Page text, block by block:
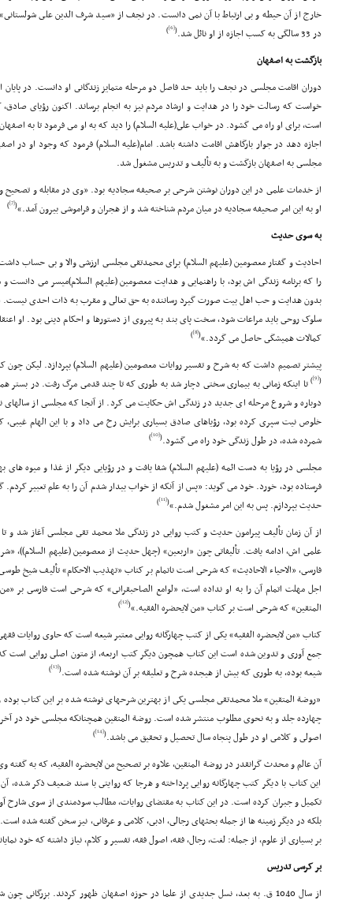
خارج از آن حیطه و بى ارتباط با آن نمى دانست. در نجف از «سید شرف الدین على
در 33 سالگى به کسب اجازه از او نائل شد.
(
[6]
)
بازگشت به اصفهان
دوران اقامت مجلسى در نجف را باید حد فاصل دو مرحله متمایز زندگانى او دانست. در پایان
خواست که رسالت خود را در هدایت و ارشاد مردم نیز به انجام برساند. اکنون رؤیاى صادق،
است، براى او راه مى گشود. در خواب على(علیه السلام) را دید که به او مى فرمود تا به
اجازه دهد در جوار بارگاهش اقامت داشته باشد. امام(علیه السلام) فرمود که وجود او در
مجلسى به اصفهان بازگشت و به تألیف و تدریس مشغول شد.
از خدمات علمى در این دوران نوشتن شرحى بر صحیفه سجادیه بود. «وى در مقابله و تصحیح
او به این امر صحیفه سجادیه در میان مردم شناخته شد و از هجران و فراموشى بیرون آمد.»(
[7]
)
به سوى حدیث
احادیث و گفتار معصومین (علیهم السلام) براى محمدتقى مجلسى ارزشى والا و بى حساب
را که برنامه زندگى اش بود، با راهنمایى و هدایت معصومین (علیهم السلام)میسر مى
بدون هدایت و حب اهل بیت صورت گیرد رساننده به حق تعالى و مقرب به ذات احدى نیست.
سلوک روحى باید مراعات شود، سخت پاى بند به پیروى از دستورها و احکام دینى بود. او
کمالات همیشگى حاصل مى گردد.»(
[8]
)
پیشتر تصمیم داشت که به شرح و تفسیر روایات معصومین (علیهم السلام) بپردازد. لیکن
(
[9]
)تا اینکه زمانى به بیمارى سختى دچار شد به طورى که تا چند قدمى مرگ رفت. در بستر
دوباره و شروع مرحله اى جدید در زندگى اش حکایت مى کرد. از آنجا که مجلسى از
خلوص نیت سپرى کرده بود، رؤیاهاى صادق بسیارى برایش رخ مى داد و با این الهام غیبى،
شمرده شده، در طول زندگى خود راه مى گشود.(
[10]
)
مجلسى در رؤیا به دست ائمه (علیهم السلام) شفا یافت و در رؤیایى دیگر از غذا و میوه هاى
فرستاده بود، خورد. خود مى گوید: «پس از آنکه از خواب بیدار شدم آن را به علم تعبیر
حدیث بپردازم. پس به این امر مشغول شدم.»(
[11]
)
از آن زمان تألیف پیرامون حدیث و کتب روایى در زندگى ملا محمد تقى مجلسى آغاز شد و
علمى اش، ادامه یافت. تألیفاتى چون «اربعین» (چهل حدیث از معصومین (علیهم السلام))،
فارسى، «الاحیاء الاحادیث» که شرحى است ناتمام بر کتاب «تهذیب الاحکام» تألیف شیخ
اجل مهلت اتمام آن را به او نداده است، «لوامع الصاحبقرانى» که شرحى است فارسى بر
المتقین» که شرحى است بر کتاب «من لایحضره الفقیه.»(
[12]
)
جمع آورى و تدوین شده است این کتاب همچون دیگر کتب اربعه، از متون اصلى روایى است که
شیعه بوده، به طورى که بیش از هیجده شرح و تعلیقه بر آن نوشته شده است.(
[13]
)
«روضة المتقین» ملا محمدتقى مجلسى یکى از بهترین شرحهاى نوشته شده بر این کتاب
چهارده جلد و به نحوى مطلوب منتشر شده است. روضة المتقین همچنانکه مجلسى خود در
اصولى و کلامى او در طول پنجاه سال تحصیل و تحقیق مى باشد.(
[14]
)
آن عالم و محدث گرانقدر در روضة المتقین، علاوه بر تصحیح من لایحضره الفقیه، که به گفته
این کتاب با دیگر کتب چهارگانه روایى پرداخته و هرجا که روایتى با سند ضعیف ذکر شده،
تکمیل و جبران کرده است. در این کتاب به مقتضاى روایات، مطالب سودمندى از سوى شارح
بلکه در دیگر زمینه ها از جمله بحثهاى رجالى، ادبى، کلامى و عرفانى، نیز سخن گفته شده
بر بسیارى از علوم، از جمله: لغت، رجال، فقه، اصول فقه، تفسیر و کلام، نیاز داشته که خود
بر کرسى تدریس